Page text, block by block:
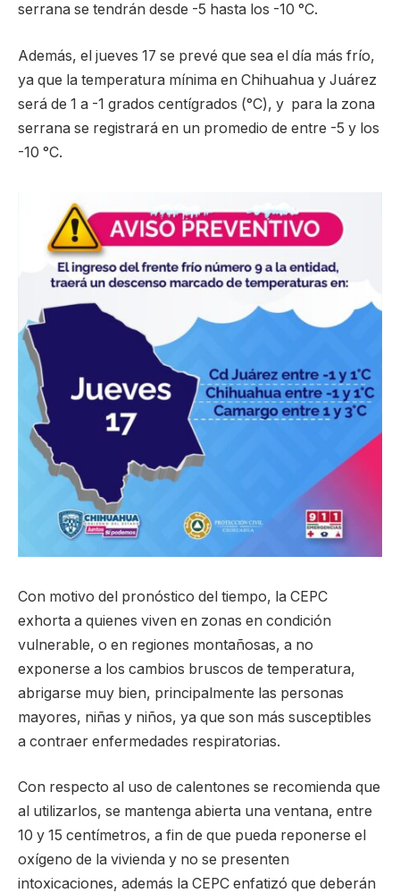
serrana se tendrán desde -5 hasta los -10 °C.
Además, el jueves 17 se prevé que sea el día más frío,
ya que la temperatura mínima en Chihuahua y Juárez
será de 1 a -1 grados centígrados (°C), y para la zona
serrana se registrará en un promedio de entre -5 y los
-10 °C.
Con motivo del pronóstico del tiempo, la CEPC
exhorta a quienes viven en zonas en condición
vulnerable, o en regiones montañosas, a no
exponerse a los cambios bruscos de temperatura,
abrigarse muy bien, principalmente las personas
mayores, niñas y niños, ya que son más susceptibles
a contraer enfermedades respiratorias.
Con respecto al uso de calentones se recomienda que
al utilizarlos, se mantenga abierta una ventana, entre
10 y 15 centímetros, a fin de que pueda reponerse el
oxígeno de la vivienda y no se presenten
intoxicaciones, además la CEPC enfatizó que deberán